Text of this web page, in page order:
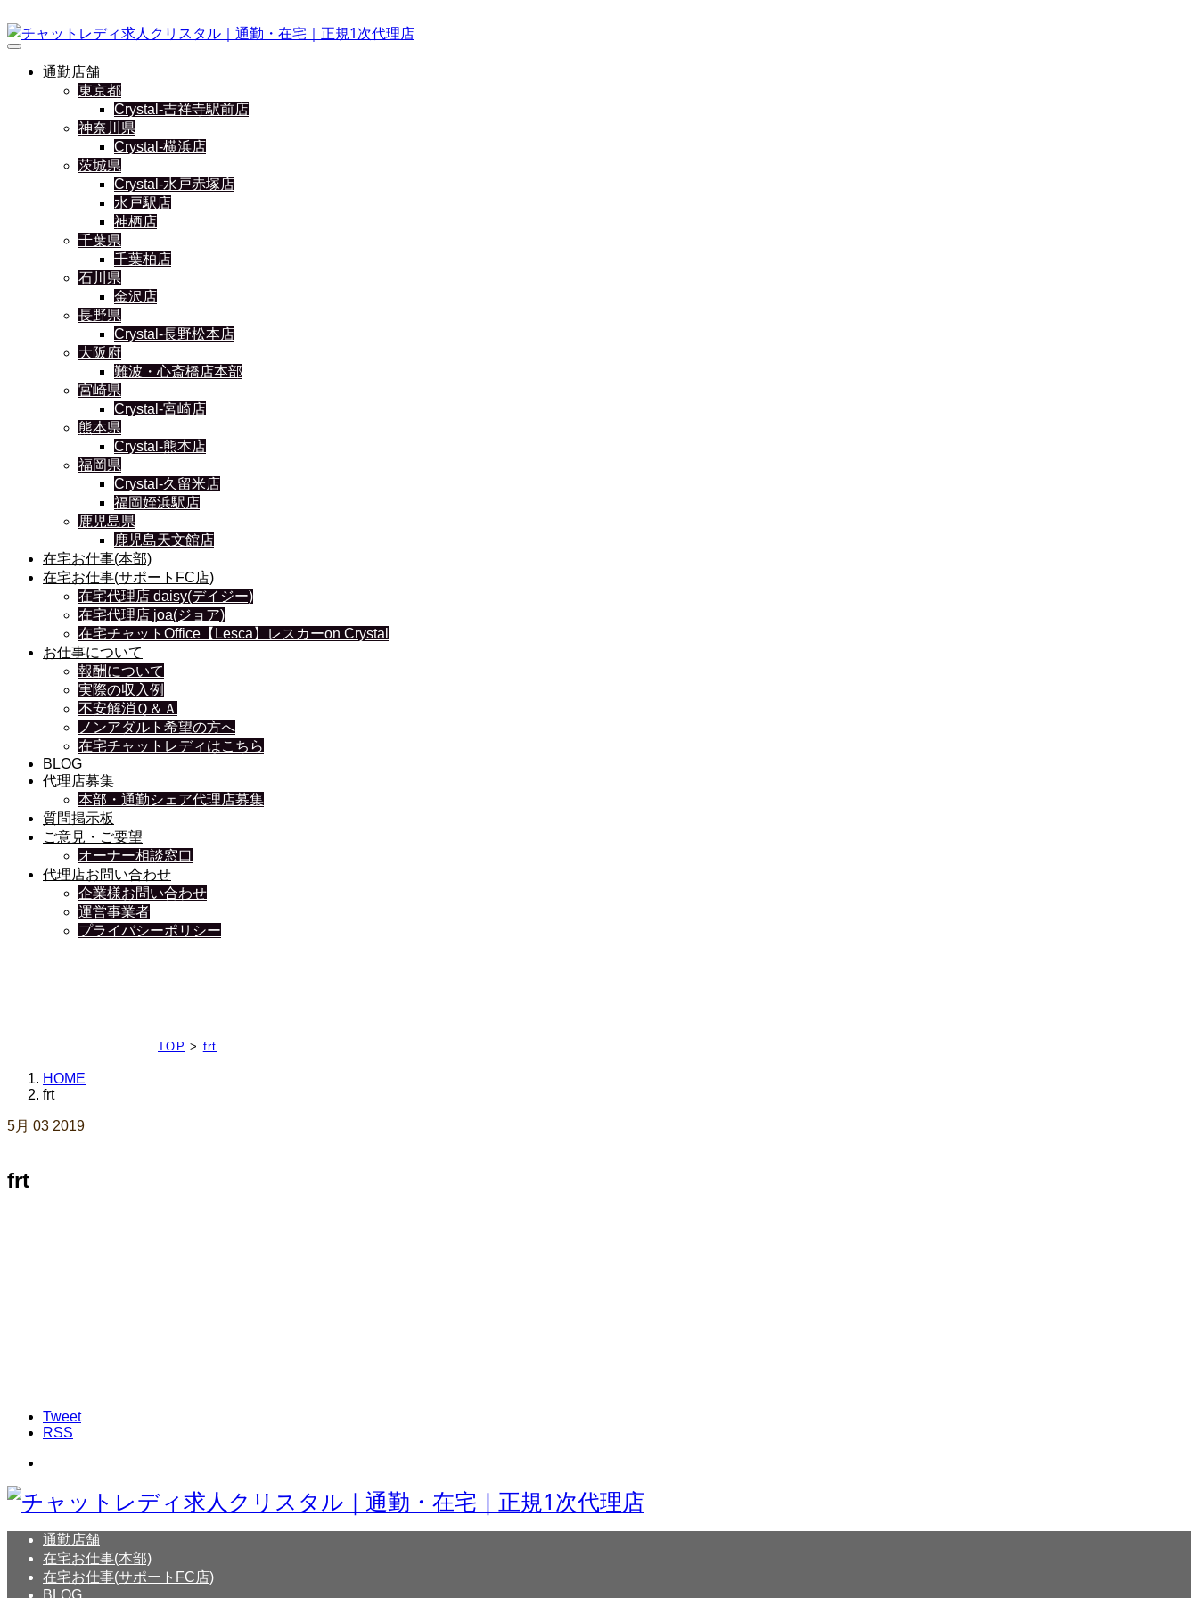
通勤店舗
東京都
Crystal-吉祥寺駅前店
神奈川県
Crystal-横浜店
茨城県
Crystal-水戸赤塚店
水戸駅店
神栖店
千葉県
千葉柏店
石川県
金沢店
長野県
Crystal-長野松本店
大阪府
難波・心斎橋店本部
宮崎県
Crystal-宮崎店
熊本県
Crystal-熊本店
福岡県
Crystal-久留米店
福岡姪浜駅店
鹿児島県
鹿児島天文館店
在宅お仕事(本部)
在宅お仕事(サポートFC店)
在宅代理店 daisy(デイジー)
在宅代理店 joa(ジョア)
在宅チャットOffice【Lesca】レスカーon Crystal
お仕事について
報酬について
実際の収入例
不安解消Ｑ＆Ａ
ノンアダルト希望の方へ
在宅チャットレディはこちら
BLOG
代理店募集
本部・通勤シェア代理店募集
質問掲示板
ご意見・ご要望
オーナー相談窓口
代理店お問い合わせ
企業様お問い合わせ
運営事業者
プライバシーポリシー
TOP > frt
HOME
frt
5月 03 2019
frt
Tweet
RSS
通勤店舗
在宅お仕事(本部)
在宅お仕事(サポートFC店)
BLOG